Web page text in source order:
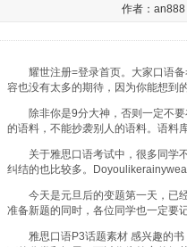
作者：
耀世注册=登录首页。大家口语
容也没有太多的期待，因为你能想到
除非你是9分大神，否则一定不要
的语料，不能抄袭别人的语料。语料
关于雅思口语考试中，很多同学不
纠结的也比较多。
今天是元旦后的变题第一天，已经
准备新题的同时，各位同学也一定要
雅思口语P3话题素材 感兴趣的书